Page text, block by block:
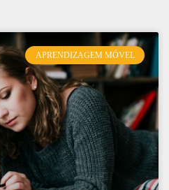
APRENDIZAGEM MÓVEL